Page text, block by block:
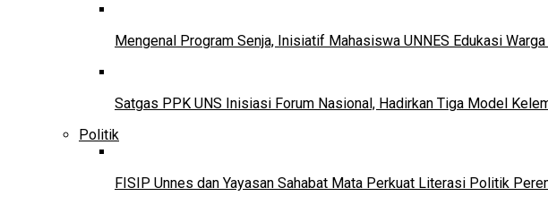
Mengenal Program Senja, Inisiatif Mahasiswa UNNES Edukasi
Satgas PPK UNS Inisiasi Forum Nasional, Hadirkan Tiga Model
Politik
FISIP Unnes dan Yayasan Sahabat Mata Perkuat Literasi Politik